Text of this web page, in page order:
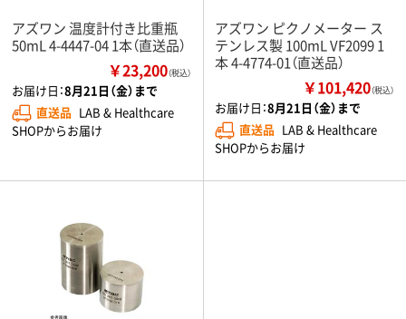
アズワン 温度計付き比重瓶
50mL 4-4447-04 1本（直送品）
￥23,200（税込）
お届け日：8月21日（金）まで
直送品 LAB & Healthcare
SHOPからお届け
アズワン ピクノメーター ス
テンレス製 100mL VF2099 1
本 4-4774-01（直送品）
￥101,420（税込）
お届け日：8月21日（金）まで
直送品 LAB & Healthcare
SHOPからお届け